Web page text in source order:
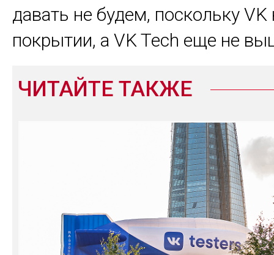
давать не будем, поскольку VK
покрытии, а VK Tech еще не
ЧИТАЙТЕ ТАКЖЕ